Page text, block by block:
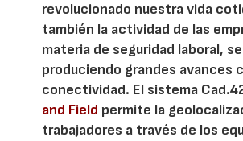
revolucionado nuestra vida
también la actividad de las
materia de seguridad laboral,
produciendo grandes avances
conectividad. El sistema
and Field permite la
trabajadores a través de los